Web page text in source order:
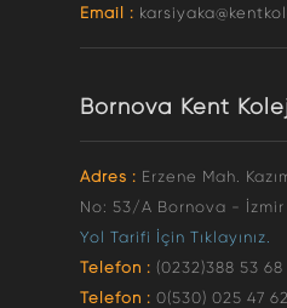
Email :
Bornova Kent
Adres : Erzene Mah.
No: 53/A Bornova - İzmir
Yol Tarifi İçin Tıklayınız.
Telefon : (0232)388 53 68
Telefon : 0(530) 025 47 62